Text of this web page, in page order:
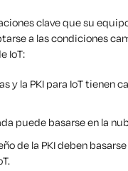
clave que su
a las condiciones
IoT:
y la PKI para IoT
puede basarse en la
de la PKI deben